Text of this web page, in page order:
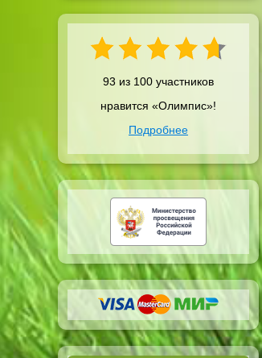
93 из 100 участников
нравится «Олимпис»!
Подробнее